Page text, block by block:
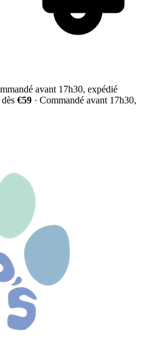
avant 17h30, expédié
€59 · Commandé avant 17h30,